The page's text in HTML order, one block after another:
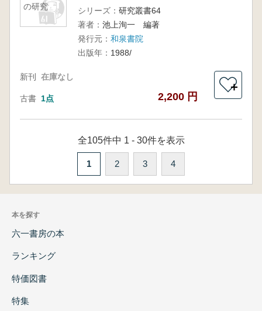
の研究
シリーズ： 研究叢書64
著者： 池上洵一 編著
発行元： 和泉書院
出版年： 1988/
新刊 在庫なし
古書 1点 2,200 円
＋
全105件中 1 - 30件を表示
1 2 3 4
本を探す
六一書房の本
ランキング
特価図書
特集